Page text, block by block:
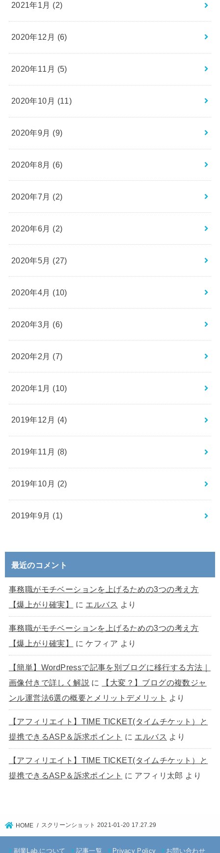
2021年1月 (2)
2020年12月 (6)
2020年11月 (5)
2020年10月 (11)
2020年9月 (9)
2020年8月 (6)
2020年7月 (2)
2020年6月 (2)
2020年5月 (27)
2020年4月 (10)
2020年3月 (6)
2020年2月 (7)
2020年1月 (10)
2019年12月 (4)
2019年11月 (8)
2019年10月 (2)
2019年9月 (1)
最近のコメント
事務職がモチベーションを上げるための3つの考え方
【爆上がり確実】
に エルバス より
事務職がモチベーションを上げるための3つの考え方
【爆上がり確実】
にケフィア より
【簡単】WordPressで記事を別ブログに移行する方法｜
画像付きで詳しく解説 に
【大変？】ブログの複数ジャ
ンル運営法6選の概要とメリットデメリット
より
【アフィリエイト】TIME TICKET(タイムチケット）と
提携できるASP＆訴求ポイント に エルバス より
【アフィリエイト】TIME TICKET(タイムチケット）と
提携できるASP＆訴求ポイント に アフィリ太郎 より
HOME スクリーンショット 2021-01-20 17.27.29
副業Lab.について 記事一覧 Privacy Policy お問い合わせ